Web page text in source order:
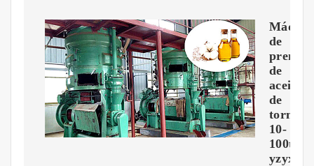
de
prensa
de
aceite
de
tornillo
10-
100tpd